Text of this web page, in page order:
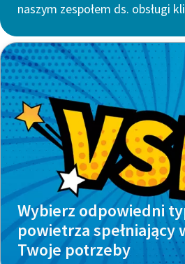
naszym zespołem ds. obsługi
Wybierz odpowiedni
powietrza spełniający
Twoje potrzeby